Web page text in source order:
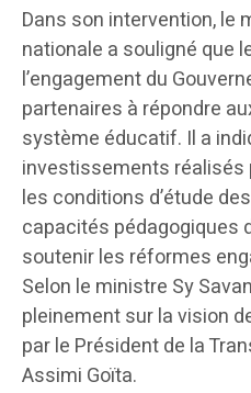
Dans son intervention, le
nationale a souligné que
l’engagement du
partenaires à répondre
système éducatif. Il a
investissements réalisés
les conditions d’étude
capacités pédagogiques
soutenir les réformes
Selon le ministre Sy
pleinement sur la vision
par le Président de la
Assimi Goïta.